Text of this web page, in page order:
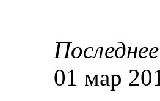
01 мар